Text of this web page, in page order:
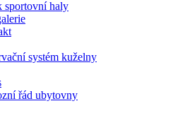
sportovní haly
systém kuželny
řád ubytovny